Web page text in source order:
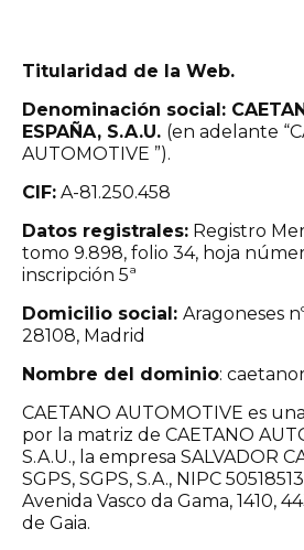
Titularidad de la Web.
Denominación social:
ESPAÑA, S.A.U. (en adelante
AUTOMOTIVE ”).
CIF: A-81.250.458
Datos registrales: Registro
tomo 9.898, folio 34, hoja
inscripción 5ª
Domicilio social: Aragoneses
28108, Madrid
Nombre del dominio:
CAETANO AUTOMOTIVE es
por la matriz de CAETANO
S.A.U., la empresa SALVADOR
SGPS, SGPS, S.A., NIPC
Avenida Vasco da Gama, 1410,
de Gaia.